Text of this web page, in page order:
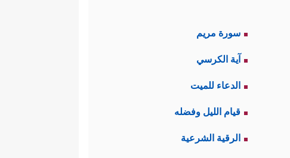
في التشريع.
سورة مريم
آية الكرسي
الدعاء للميت
قيام الليل وفضله
الرقية الشرعية